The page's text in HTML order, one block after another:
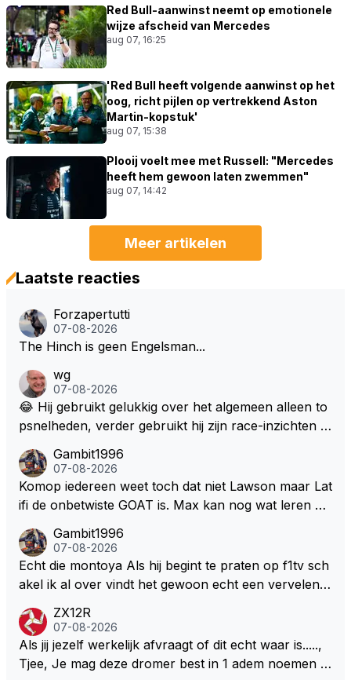
Red Bull-aanwinst neemt op emotionele
wijze afscheid van Mercedes
aug 07, 16:25
'Red Bull heeft volgende aanwinst op het
oog, richt pijlen op vertrekkend Aston
Martin-kopstuk'
aug 07, 15:38
Plooij voelt mee met Russell: "Mercedes
heeft hem gewoon laten zwemmen"
aug 07, 14:42
Meer artikelen
Laatste reacties
Forzapertutti
07-08-2026
The Hinch is geen Engelsman...
wg
07-08-2026
😂 Hij gebruikt gelukkig over het algemeen alleen to
psnelheden, verder gebruikt hij zijn race-inzichten q
een bocht zegt helemaal niets, dus wat dat betreft h
eeft hij sowieso gelijk 😂.
Gambit1996
07-08-2026
Komop iedereen weet toch dat niet Lawson maar Lat
ifi de onbetwiste GOAT is. Max kan nog wat leren va
milton, hahahaha. Latifi pakt ze allemaal met de oge
n dicht met als onbetwiste nummer 2 of GOATINES
S Lawson natuurlijk 😂😂😂😂😂
Gambit1996
07-08-2026
Echt die montoya Als hij begint te praten op f1tv sch
akel ik al over vindt het gewoon echt een vervelend
weet 🤮🤮
ZX12R
07-08-2026
Als jij jezelf werkelijk afvraagt of dit echt waar is.....,
Tjee, Je mag deze dromer best in 1 adem noemen m